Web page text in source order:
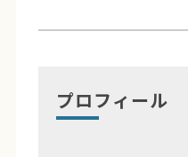
プロフィール